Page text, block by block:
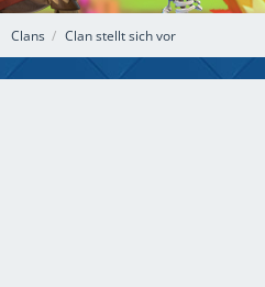
Clans Clan stellt sich vor